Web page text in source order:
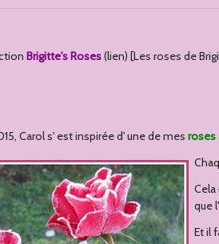
Brigitte's Roses(lien) [Les roses de
Carol s' est inspirée d' une de mesroses
que
Et il